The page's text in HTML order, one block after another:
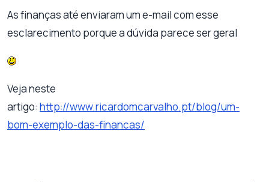
As finanças até enviaram um e-mail com esse
esclarecimento porque a dúvida parece ser geral
Veja neste
artigo: http://www.ricardomcarvalho.pt/blog/um-
bom-exemplo-das-financas/